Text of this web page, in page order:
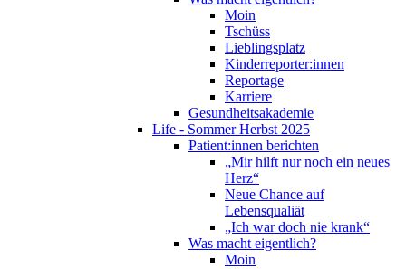
Moin
Tschüss
Lieblingsplatz
Kinderreporter:innen
Reportage
Karriere
Gesundheitsakademie
Life - Sommer Herbst 2025
Patient:innen berichten
„Mir hilft nur noch ein neues
Herz“
Neue Chance auf
Lebensqualiät
„Ich war doch nie krank“
Was macht eigentlich?
Moin